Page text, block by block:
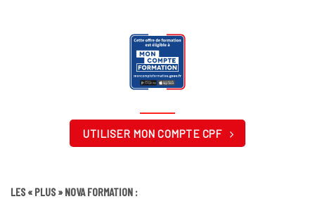
UTILISER MON COMPTE CPF
LES « PLUS » NOVA FORMATION :